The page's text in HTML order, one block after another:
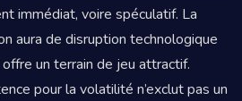
immédiat, voire spéculatif. La
aura de disruption technologique
un terrain de jeu attractif.
pour la volatilité n’exclut pas un